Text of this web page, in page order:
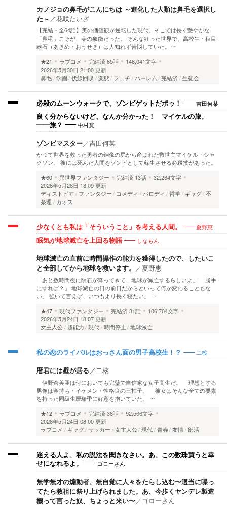
カノジョの鼻毛がこんにちは ～進化した人類は鼻毛を選択し
た～ ／花咲たいざ
【完結・全64話】美の価値観が逆転した現代。そこでは長く艶やかな
「鼻毛」こそが、美の象徴だった。 そんな狂った世界で、高校生・秋目
欧石（あきめ・おうせき）は人知れず苦悩していた。…
★21
ラブコメ 完結済65話
146,041文字
2026年5月30日 21:00 更新
鼻毛 学園 伏線回収 変態 フェチ ハーレム 完結済 生徒会
必殺のムーンウォークで、ゾンビゲットだポゥ！ 吉田何某
良く分からないけど、なんか分かった！ マイケルの旅。
――旅？
中村寛
ゾンビマスター／吉田何某
かつて世界を救った勇者の銅像の尻から産まれた救世主マイケル・シャ
クソン。 彼には死んだ人間をゾンビとして蘇生させる必殺技があった。
★60
異世界ファンタジー 完結済 13話
32,264文字
2026年5月28日 18:09 更新
ディストピア
ファンタジー コメディ パロディ 哲学 ギャグ 不
条理
カオス
少なくとも私は「そういうこと」を考える人間。 夏野恵
眠気が地球滅亡を上回る物語 しなもん
地球滅亡の直前に時間操作の能力を獲得したので、したいこ
と全部してから地球を救います。 ／夏野恵
「あと数時間後に隕石が降ってきて、地球が滅亡するらしいよ」 「勝手
にすれば？」 地球滅亡の日の前日だからといって何か変わることもな
い。 強いて言えば、いつもより長く寝たい。 …
★47
現代ファンタジー 完結済31話
106,704文字
2026年5月24日 18:07 更新
女主人公
超能力 現代 時間停止 地球滅亡
私の恋のライバルはおっさん面の男子高校生！？ 二核
暦君には壁が居る／二核
伊野倉美亜は何においても完璧で自信家な女子高生だ。 理想とする
男像は金持ち・イケメン・性格良の三拍子。 彼女はそんな全ての要素
を持った同級生暦瑞季に好意を抱いていた。 …
★12
ラブコメ 完結済38話
92,566文字
2026年5月24日 08:00 更新
ラブコメ
ギャグ サッカー 女主人公 現代 青春 友情 部活
迷える人よ、私の説法を聞きなさい。あ、この数珠買うと幸
せになれるよ。
ゴローさん
無学無才の煽動者、無自覚に人々をたらし込む〜適当に喋っ
てたら教祖に祭り上げられました。あ、今歩くヤンデレ製造
機って言った奴、ちょっと来い〜／ゴローさん